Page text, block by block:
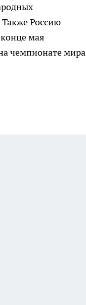
Россию
мая
чемпионате мира